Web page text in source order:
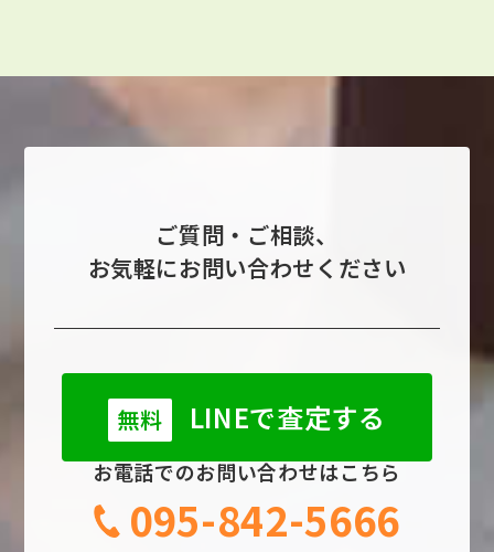
ご質問・ご相談、
お気軽にお問い合わせください
無料 LINEで査定する
お電話でのお問い合わせはこちら
095-842-5666